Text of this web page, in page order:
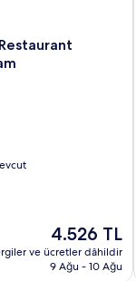
Güncel
fiyat:
4.526 TL
4.526 TL
ve ücretler dâhildir
9 Ağu - 10 Ağu